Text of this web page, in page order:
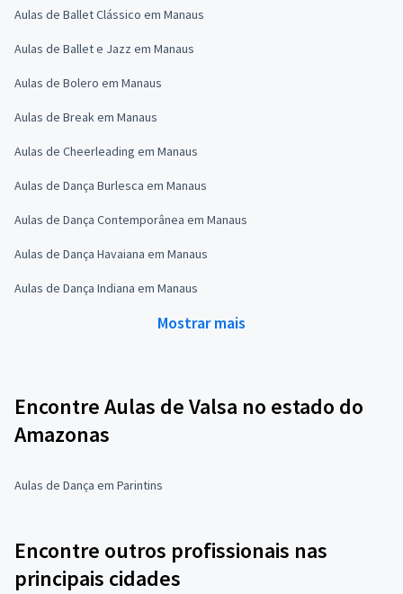
Aulas de Ballet Clássico em Manaus
Aulas de Ballet e Jazz em Manaus
Aulas de Bolero em Manaus
Aulas de Break em Manaus
Aulas de Cheerleading em Manaus
Aulas de Dança Burlesca em Manaus
Aulas de Dança Contemporânea em Manaus
Aulas de Dança Havaiana em Manaus
Aulas de Dança Indiana em Manaus
Mostrar mais
Encontre Aulas de Valsa no estado do
Amazonas
Aulas de Dança em Parintins
Encontre outros profissionais nas
principais cidades